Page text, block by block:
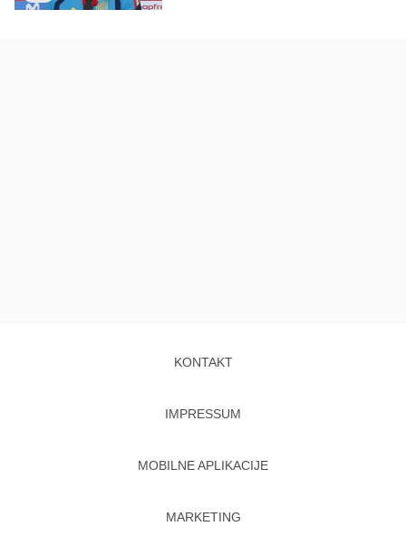
KONTAKT
IMPRESSUM
MOBILNE APLIKACIJE
MARKETING